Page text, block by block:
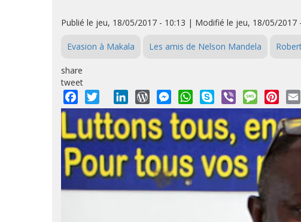
Publié le jeu, 18/05/2017 - 10:13 | Modifié le jeu, 18/05/2017
Evasion à Makala Les amis de Nelson Mandela
share
tweet
Facebook
Twitter LinkedInWordPressMessengerWhatsApp
Skype Viber Message